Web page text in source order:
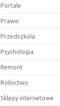
Portale
Prawo
Przedszkola
Psychologia
Remont
Rolnictwo
Sklepy internetowe